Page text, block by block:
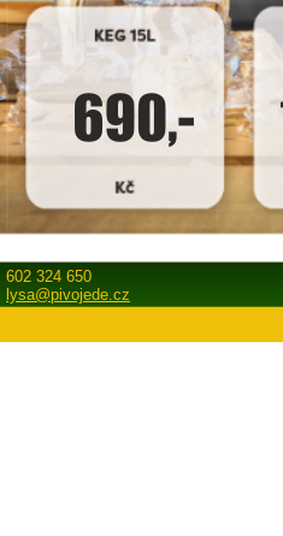
602 324 650
lysa@pivojede.cz